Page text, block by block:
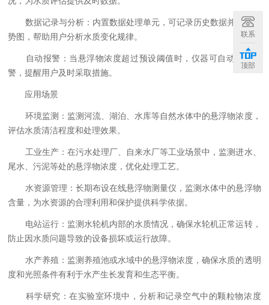
数据记录与分析：内置数据处理单元，可记录历史数据并生成趋
势图，帮助用户分析水质变化规律。
自动报警：当悬浮物浓度超过预设阈值时，仪器可自动触发报
警，提醒用户及时采取措施。
应用场景
环境监测：监测河流、湖泊、水库等自然水体中的悬浮物浓度，
评估水质清洁程度和处理效果。
工业生产：在污水处理厂、自来水厂等工业场景中，监测进水、
尾水、污泥等处的悬浮物浓度，优化处理工艺。
水资源管理：长期布设在线悬浮物测量仪，监测水体中的悬浮物
含量，为水资源的合理利用和保护提供科学依据。
电站运行：监测水轮机内部的水质情况，确保水轮机正常运转，
防止因水质问题导致的设备损坏或运行故障。
水产养殖：监测养殖池或水域中的悬浮物浓度，确保水质的透明
度和光照条件有利于水产生长发育和生态平衡。
科学研究：在实验室环境中，分析和记录空气中的颗粒物浓度
联系
顶部